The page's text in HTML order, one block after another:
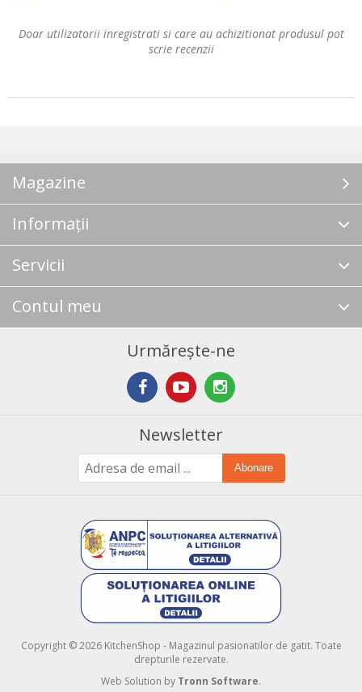
Doar utilizatorii inregistrati si care au achizitionat produsul pot
scrie recenzii
Magazine
Informații
Servicii
Contul meu
Urmărește-ne
Newsletter
Abonare
Copyright © 2026 KitchenShop - Magazinul pasionatilor de gatit. Toate
drepturile rezervate.
Web Solution by Tronn Software.